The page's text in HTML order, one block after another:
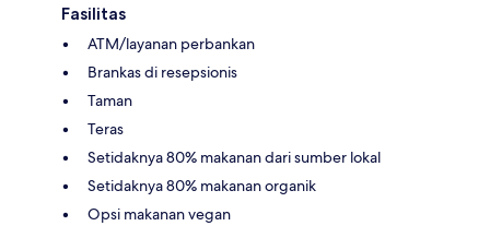
Fasilitas
ATM/layanan perbankan
Brankas di resepsionis
Taman
Teras
Setidaknya 80% makanan dari sumber lokal
Setidaknya 80% makanan organik
Opsi makanan vegan